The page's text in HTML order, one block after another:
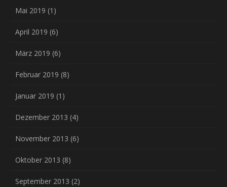
Mai 2019 (1)
April 2019 (6)
März 2019 (6)
Februar 2019 (8)
Januar 2019 (1)
Dezember 2013 (4)
November 2013 (6)
Oktober 2013 (8)
September 2013 (2)